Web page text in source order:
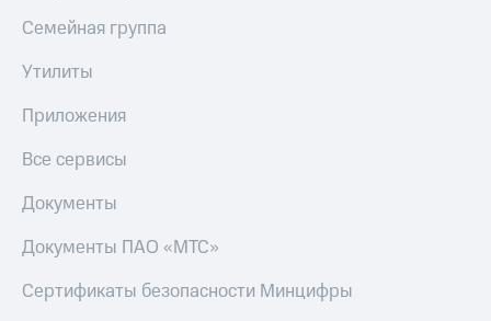
Семейная группа
Утилиты
Приложения
Все сервисы
Документы
Документы ПАО «МТС»
Сертификаты безопасности Минцифры